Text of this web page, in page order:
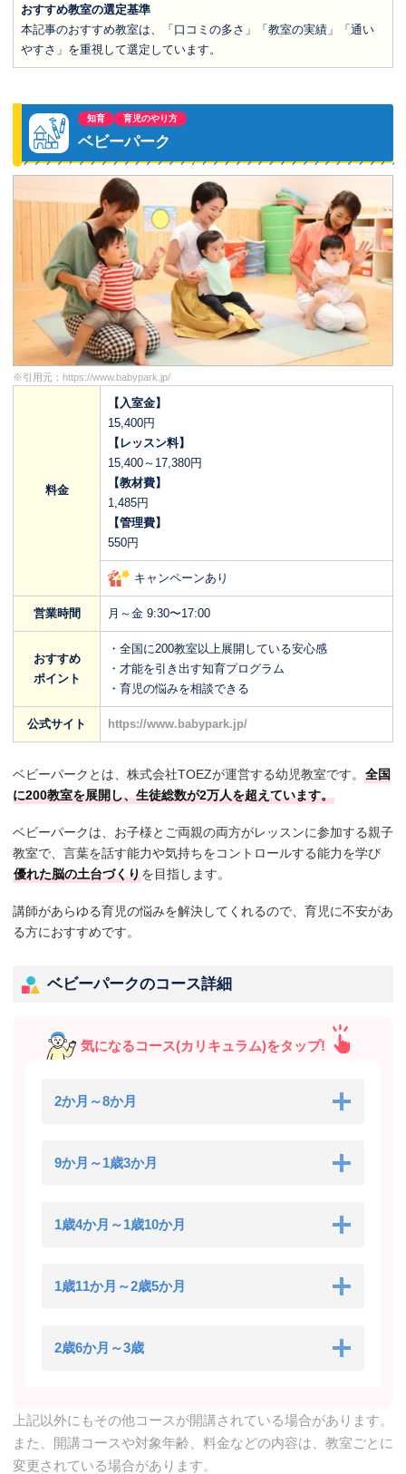
おすすめ教室の選定基準
本記事のおすすめ教室は、「口コミの多さ」「教室の実績」「通い
やすさ」を重視して選定しています。
知育 育児のやり方
ベビーパーク
※引用元： https://www.babypark.jp/
料金
【入室金】
15,400円
【レッスン料】
15,400～17,380円
【教材費】
1,485円
【管理費】
550円
キャンペーンあり
営業時間 月～金 9:30〜17:00
おすすめ
ポイント
・全国に200教室以上展開している安心感
・才能を引き出す知育プログラム
・育児の悩みを相談できる
公式サイト https://www.babypark.jp/
ベビーパークとは、株式会社TOEZが運営する幼児教室です。 全国
に200教室を展開し、生徒総数が2万人を超えています。
ベビーパークは、お子様とご両親の両方がレッスンに参加する親子
教室で、言葉を話す能力や気持ちをコントロールする能力を学び
優れた脳の土台づくりを目指します。
講師があらゆる育児の悩みを解決してくれるので、育児に不安があ
る方におすすめです。
ベビーパークのコース詳細
気になるコース(カリキュラム)をタップ!
2か月～8か月
9か月～1歳3か月
1歳4か月～1歳10か月
1歳11か月～2歳5か月
2歳6か月～3歳
上記以外にもその他コースが開講されている場合があります。
また、開講コースや対象年齢、料金などの内容は、教室ごとに
変更されている場合があります。